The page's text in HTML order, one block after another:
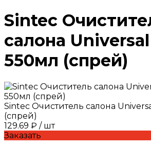
Sintec
салона
550мл (спрей)
Sintec Очиститель салона
(спрей)
129.69 ₽ / шт
Заказать